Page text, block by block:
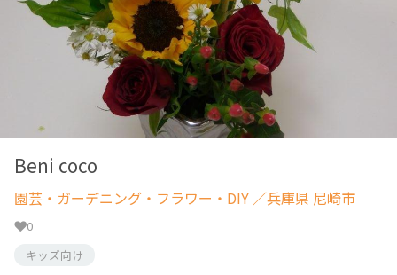
Beni coco
園芸・ガーデニング・フラワー・DIY ／兵庫県 尼崎市
0
キッズ向け